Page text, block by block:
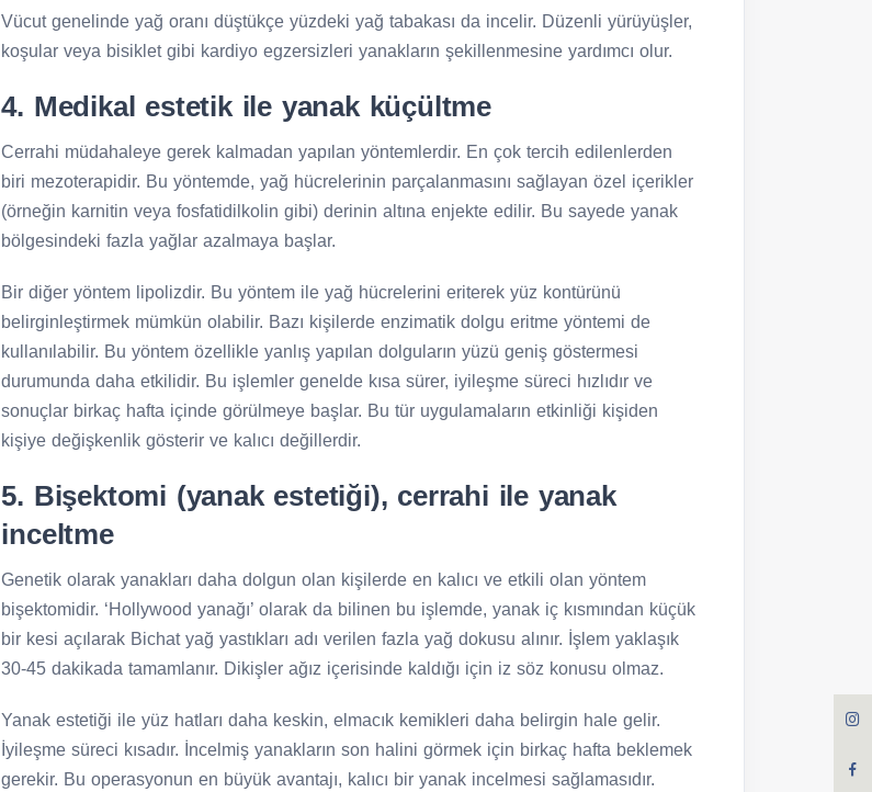
Vücut genelinde yağ oranı düştükçe yüzdeki yağ tabakası da incelir. Düzenli yürüyüşler,
koşular veya bisiklet gibi kardiyo egzersizleri yanakların şekillenmesine yardımcı olur.
4. Medikal estetik ile yanak küçültme
Cerrahi müdahaleye gerek kalmadan yapılan yöntemlerdir. En çok tercih edilenlerden
biri mezoterapidir. Bu yöntemde, yağ hücrelerinin parçalanmasını sağlayan özel içerikler
(örneğin karnitin veya fosfatidilkolin gibi) derinin altına enjekte edilir. Bu sayede yanak
bölgesindeki fazla yağlar azalmaya başlar.
Bir diğer yöntem lipolizdir. Bu yöntem ile yağ hücrelerini eriterek yüz kontürünü
belirginleştirmek mümkün olabilir. Bazı kişilerde enzimatik dolgu eritme yöntemi de
kullanılabilir. Bu yöntem özellikle yanlış yapılan dolguların yüzü geniş göstermesi
durumunda daha etkilidir. Bu işlemler genelde kısa sürer, iyileşme süreci hızlıdır ve
sonuçlar birkaç hafta içinde görülmeye başlar. Bu tür uygulamaların etkinliği kişiden
kişiye değişkenlik gösterir ve kalıcı değillerdir.
5. Bişektomi (yanak estetiği), cerrahi ile yanak
inceltme
Genetik olarak yanakları daha dolgun olan kişilerde en kalıcı ve etkili olan yöntem
bişektomidir. ‘Hollywood yanağı’ olarak da bilinen bu işlemde, yanak iç kısmından küçük
bir kesi açılarak Bichat yağ yastıkları adı verilen fazla yağ dokusu alınır. İşlem yaklaşık
30-45 dakikada tamamlanır. Dikişler ağız içerisinde kaldığı için iz söz konusu olmaz.
Yanak estetiği ile yüz hatları daha keskin, elmacık kemikleri daha belirgin hale gelir.
İyileşme süreci kısadır. İncelmiş yanakların son halini görmek için birkaç hafta beklemek
gerekir. Bu operasyonun en büyük avantajı, kalıcı bir yanak incelmesi sağlamasıdır.